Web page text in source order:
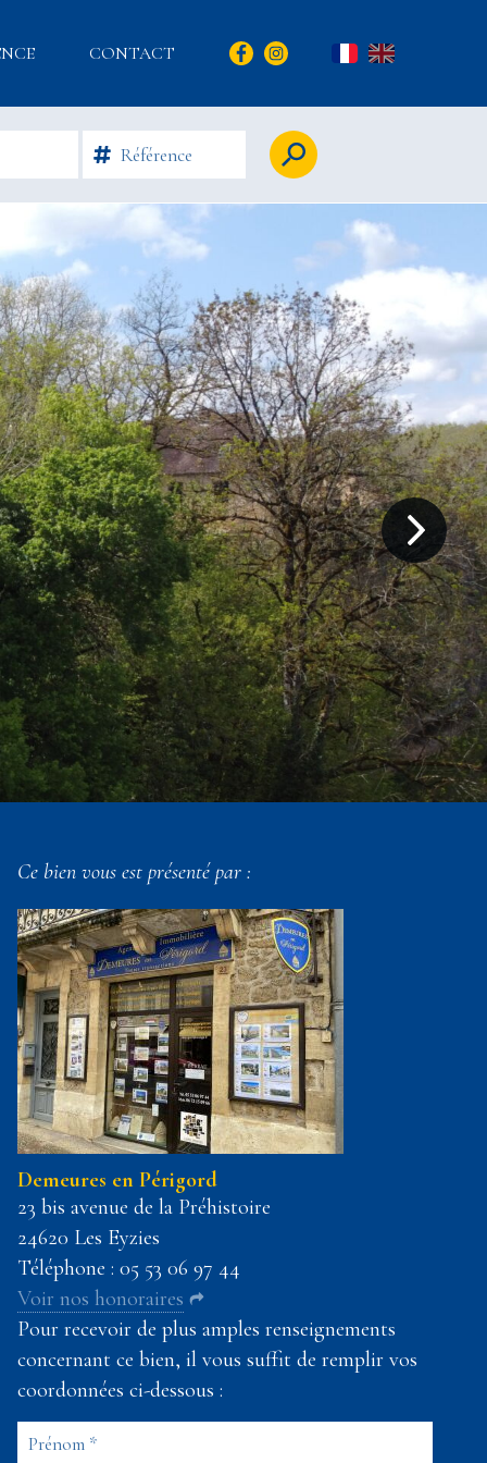
CONTACT FR EN
Rechercher
Ce bien vous est présenté par :
Demeures en Périgord
23 bis avenue de la Préhistoire
24620 Les Eyzies
Téléphone : 05 53 06 97 44
Voir nos honoraires
Pour recevoir de plus amples renseignements
concernant ce bien, il vous suffit de remplir vos
coordonnées ci-dessous :